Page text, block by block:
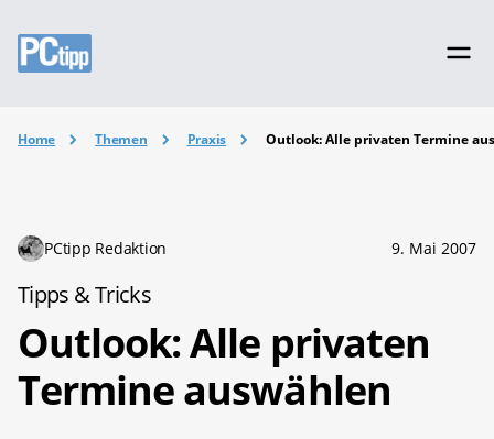
Home Themen Praxis Outlook: Alle privaten Termine
PCtipp Redaktion 9. Mai 2007
Tipps & Tricks
Outlook: Alle privaten
Termine auswählen